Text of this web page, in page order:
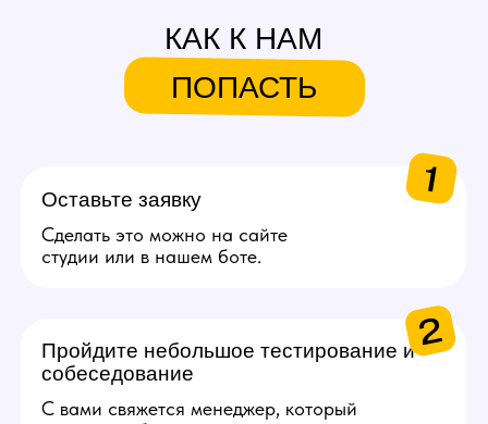
За каждую приглашенную
вебкам модель агент может
заработать от 20.000 руб.
Подробнее